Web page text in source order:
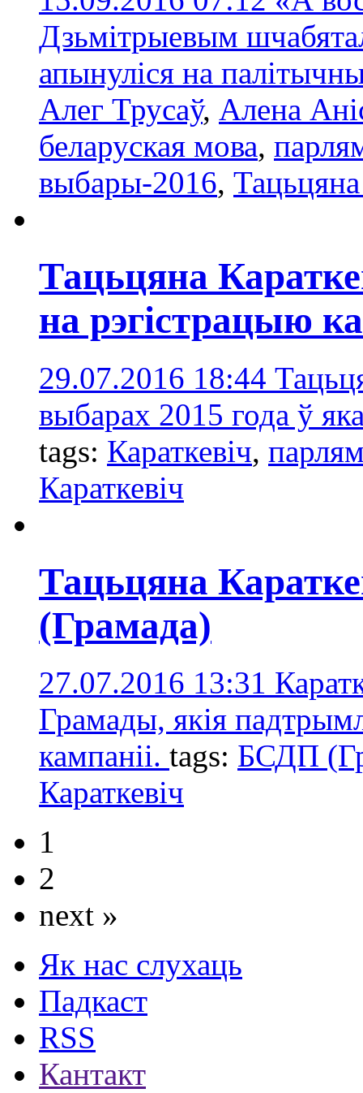
Дзьмітрыевым
апынуліся на
Алег Трусаў, Алена
беларуская мова,
выбары-2016,
Тацьцяна
на рэгістрацыю
29.07.2016 18:44
выбарах 2015 года ў
tags: Караткевіч,
Караткевіч
Тацьцяна
(Грамада)
27.07.2016 13:31
Грамады, якія
кампаніі. tags: БСДП
Караткевіч
1
2
next »
Як нас слухаць
Падкаст
RSS
Кантакт